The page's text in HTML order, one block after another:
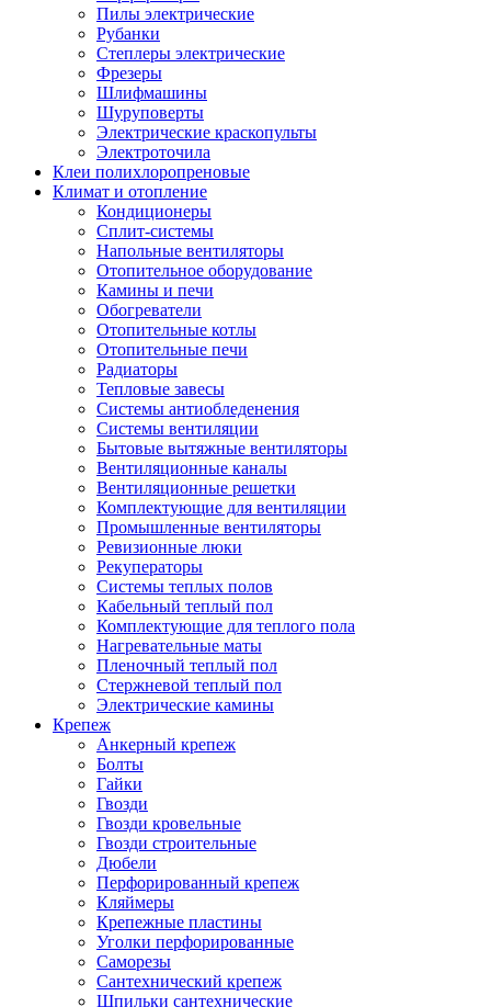
Пилы электрические
Рубанки
Степлеры электрические
Фрезеры
Шлифмашины
Шуруповерты
Электрические краскопульты
Электроточила
Клеи полихлоропреновые
Климат и отопление
Кондиционеры
Сплит-системы
Напольные вентиляторы
Отопительное оборудование
Камины и печи
Обогреватели
Отопительные котлы
Отопительные печи
Радиаторы
Тепловые завесы
Системы антиобледенения
Системы вентиляции
Бытовые вытяжные вентиляторы
Вентиляционные каналы
Вентиляционные решетки
Комплектующие для вентиляции
Промышленные вентиляторы
Ревизионные люки
Рекуператоры
Системы теплых полов
Кабельный теплый пол
Комплектующие для теплого пола
Нагревательные маты
Пленочный теплый пол
Стержневой теплый пол
Электрические камины
Крепеж
Анкерный крепеж
Болты
Гайки
Гвозди
Гвозди кровельные
Гвозди строительные
Дюбели
Перфорированный крепеж
Кляймеры
Крепежные пластины
Уголки перфорированные
Саморезы
Сантехнический крепеж
Шпильки сантехнические